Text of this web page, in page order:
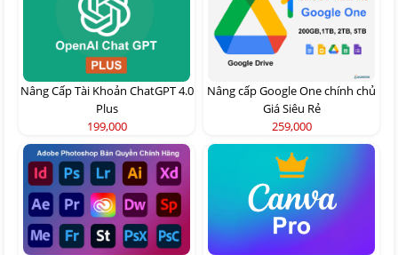
Nâng Cấp Tài Khoản ChatGPT 4.0
Plus
199,000
Nâng cấp Google One chính chủ
Giá Siêu Rẻ
259,000